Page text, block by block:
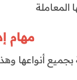
المعاملة
مهام